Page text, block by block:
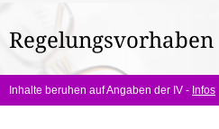
hier:
Regelungsvorhaben
Inhalte beruhen auf Angaben der IV - Infos